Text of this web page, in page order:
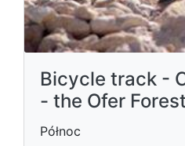
Bicycle track -
- the Ofer Forest
Północ